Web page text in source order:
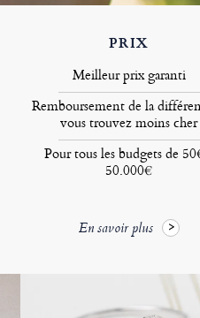
PRIX
Meilleur prix garanti
Remboursement de la
vous trouvez moins cher
Pour tous les budgets de
50.000€
En savoir plus